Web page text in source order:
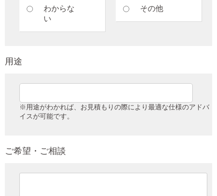
わからな
い
その他
用途
※用途がわかれば、お見積もりの際により最適な仕様のアドバ
イスが可能です。
ご希望・ご相談